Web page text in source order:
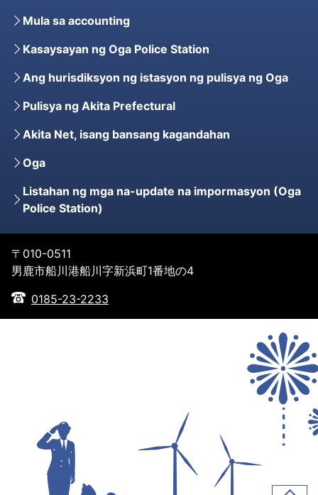
Mula sa accounting
Kasaysayan ng Oga Police Station
Ang hurisdiksyon ng istasyon ng pulisya ng Oga
Pulisya ng Akita Prefectural
Akita Net, isang bansang kagandahan
Oga
Listahan ng mga na-update na impormasyon (Oga
Police Station)
〒010-0511
男鹿市船川港船川字新浜町1番地の4
0185-23-2233